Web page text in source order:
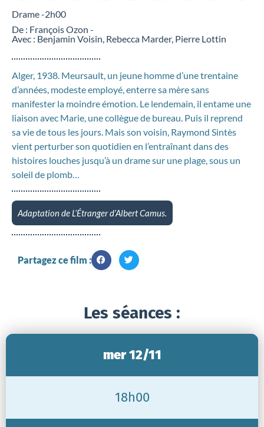
Drame -2h00
De : François Ozon -
Avec : Benjamin Voisin, Rebecca Marder, Pierre Lottin
Alger, 1938. Meursault, un jeune homme d’une trentaine
d’années, modeste employé, enterre sa mère sans
manifester la moindre émotion. Le lendemain, il entame une
liaison avec Marie, une collègue de bureau. Puis il reprend
sa vie de tous les jours. Mais son voisin, Raymond Sintès
vient perturber son quotidien en l’entraînant dans des
histoires louches jusqu’à un drame sur une plage, sous un
soleil de plomb…
Adaptation de L’Étranger d’Albert Camus.
Partagez ce film :
Les séances :
mer 12/11
18h00